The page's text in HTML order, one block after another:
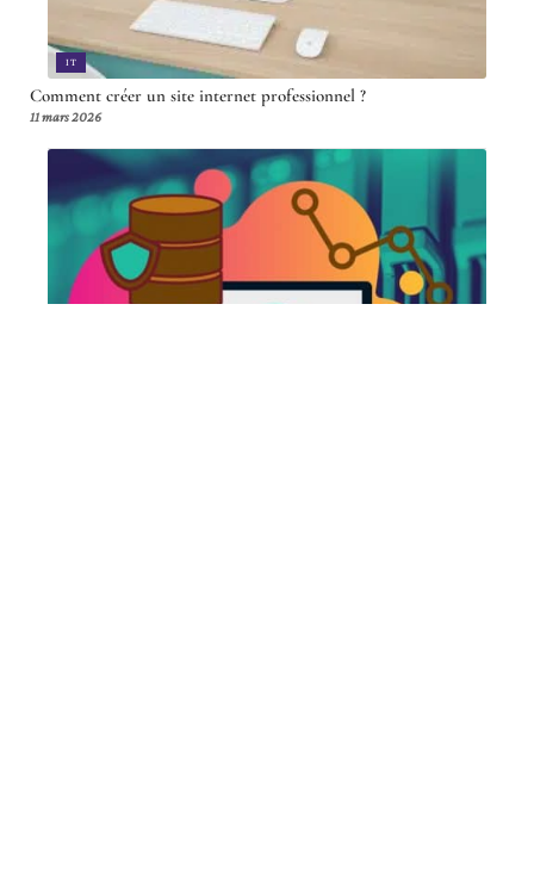
IT
Comment créer un site internet professionnel ?
11 mars 2026